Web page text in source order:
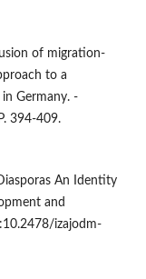
of migration-
to a
Germany. -
394-409.
An Identity
and
izajodm-